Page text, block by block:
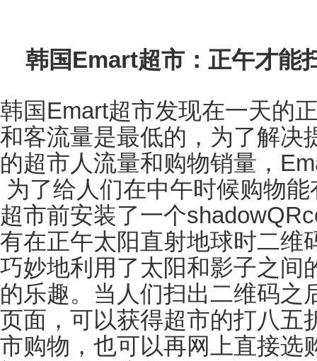
韩国Emart超市：正午才能
韩国Emart超市发现在一天的
和客流量是最低的，为了解决
的超市人流量和购物销量，
为了给人们在中午时候购物
超市前安装了一个
有在正午太阳直射地球时二维
巧妙地利用了太阳和影子之间
的乐趣。当人们扫出二维码之
页面，可以获得超市的打八五
市购物，也可以再网上直接选